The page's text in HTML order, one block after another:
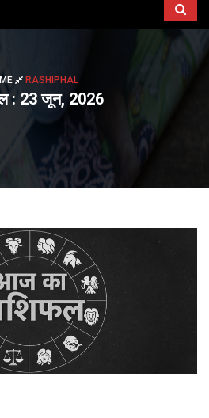
RASHIPHAL
: 23 जून, 2026